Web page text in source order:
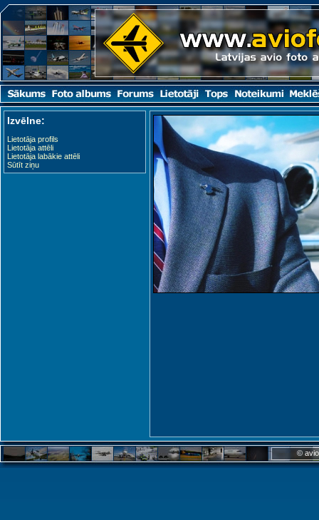
Izvēlne:
Lietotāja profils
Lietotāja attēli
Lietotāja labākie attēli
Sūtīt ziņu
©